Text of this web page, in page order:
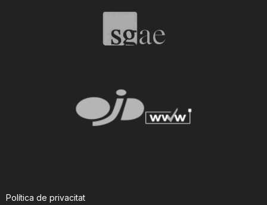
Política de privacitat